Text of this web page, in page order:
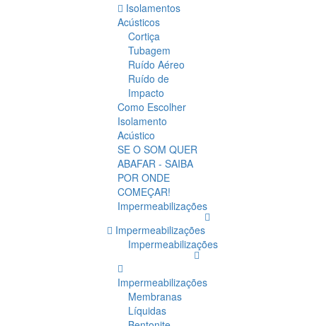
Isolamentos
Acústicos
Cortiça
Tubagem
Ruído Aéreo
Ruído de
Impacto
Como Escolher
Isolamento
Acústico
SE O SOM QUER
ABAFAR - SAIBA
POR ONDE
COMEÇAR!
Impermeabilizações
Impermeabilizações
Impermeabilizações
Impermeabilizações
Membranas
Líquidas